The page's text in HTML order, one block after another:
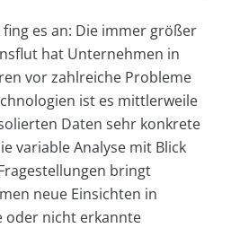
es an: Die immer größer
hat Unternehmen in
vor zahlreiche Probleme
ist es mittlerweile
Daten sehr konkrete
variable Analyse mit Blick
bringt
neue Einsichten in
oder nicht erkannte